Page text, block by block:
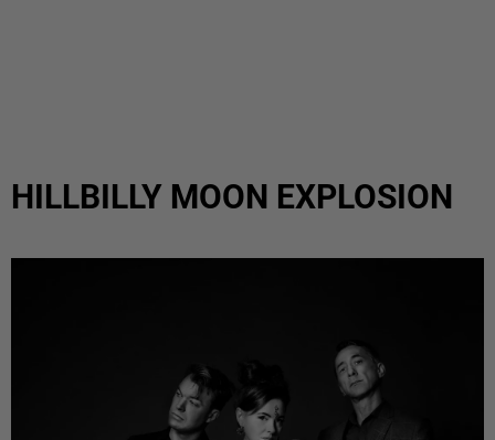
HILLBILLY MOON EXPLOSION